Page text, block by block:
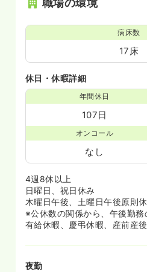
職場の環境
病床数
17床
休日・休暇詳細
年間休日
107日
オンコール
なし
4週8休以上
日曜日、祝日休み
木曜日午後、土曜日午後原則
※公休数の関係から、午後勤務
有給休暇、慶弔休暇、産前産
夜勤